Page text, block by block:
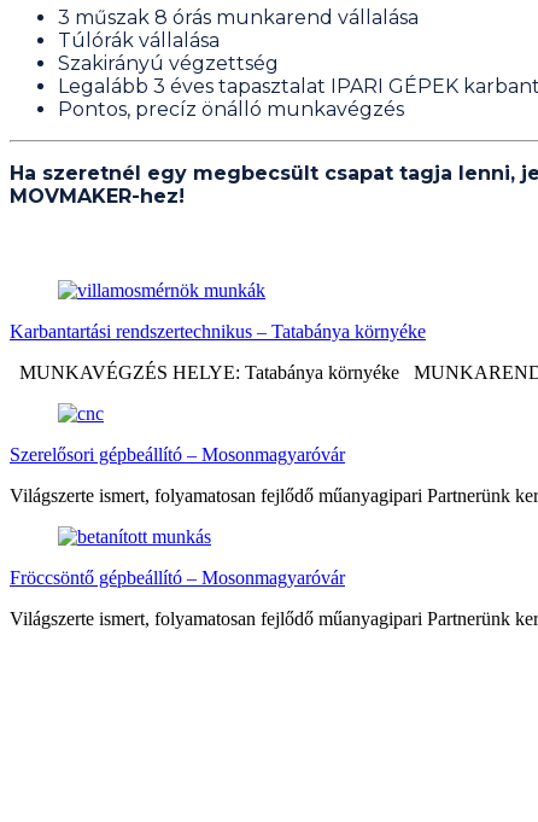
3 műszak 8 órás munkarend vállalása
Túlórák vállalása
Szakirányú végzettség
Legalább 3 éves tapasztalat IPARI GÉPEK
Pontos, precíz önálló munkavégzés
Ha szeretnél egy megbecsült csapat tagja lenni,
MOVMAKER-hez!
Karbantartási rendszertechnikus – Tatabánya környéke
MUNKAVÉGZÉS HELYE: Tatabánya környéke
Szerelősori gépbeállító – Mosonmagyaróvár
Világszerte ismert, folyamatosan fejlődő műanyagipari Partnerünk
Fröccsöntő gépbeállító – Mosonmagyaróvár
Világszerte ismert, folyamatosan fejlődő műanyagipari Partnerünk